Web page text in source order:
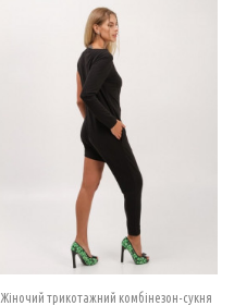
Жіночий трикотажний комбінезон-сукня